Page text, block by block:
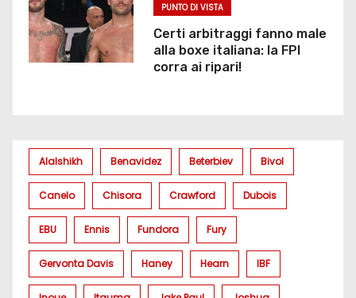
PUNTO DI VISTA
Certi arbitraggi fanno male
alla boxe italiana: la FPI
corra ai ripari!
Alalshikh Benavidez Beterbiev Bivol
Canelo Chisora Crawford Dubois
EBU Ennis Fundora Fury
Gervonta Davis Haney Hearn IBF